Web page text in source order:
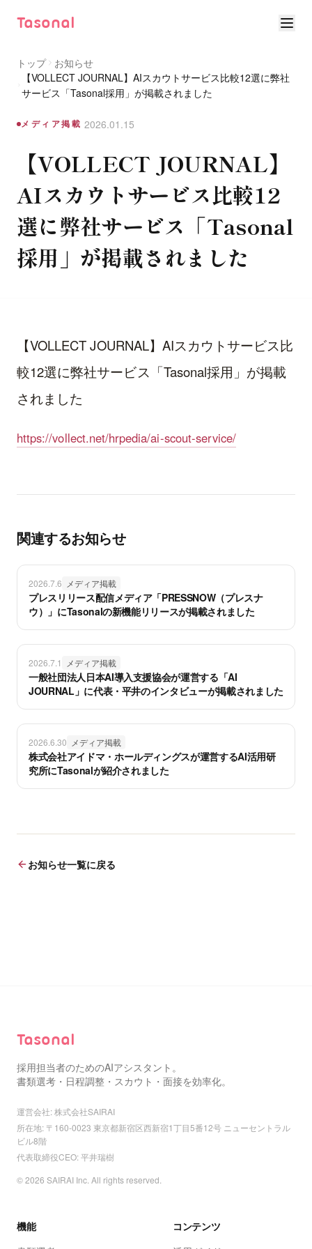
Tasonal
トップ
お知らせ
【VOLLECT JOURNAL】AIスカウトサービス比較12選に弊社
サービス「Tasonal採用」が掲載されました
メディア掲載 2026.01.15
【VOLLECT JOURNAL】
AIスカウトサービス比較12
選に弊社サービス「Tasonal
採用」が掲載されました
【VOLLECT JOURNAL】AIスカウトサービス比
較12選に弊社サービス「Tasonal採用」が掲載
されました
https://vollect.net/hrpedia/ai-scout-service/
関連するお知らせ
2026.7.6 メディア掲載
プレスリリース配信メディア「PRESSNOW（プレスナ
ウ）」にTasonalの新機能リリースが掲載されました
2026.7.1 メディア掲載
一般社団法人日本AI導入支援協会が運営する「AI
JOURNAL」に代表・平井のインタビューが掲載されました
2026.6.30 メディア掲載
株式会社アイドマ・ホールディングスが運営するAI活用研
究所にTasonalが紹介されました
お知らせ一覧に戻る
Tasonal
採用担当者のためのAIアシスタント。
書類選考・日程調整・スカウト・面接を効率化。
運営会社: 株式会社SAIRAI
所在地: 〒160-0023 東京都新宿区西新宿1丁目5番12号 ニューセントラル
ビル8階
代表取締役CEO: 平井瑞樹
© 2026 SAIRAI Inc. All rights reserved.
機能
コンテンツ